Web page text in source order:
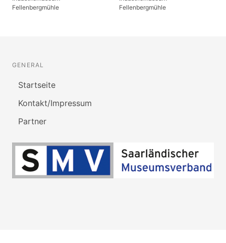
Fellenbergmühle
Fellenbergmühle
GENERAL
Startseite
Kontakt/Impressum
Partner